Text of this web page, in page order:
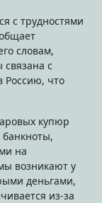
словам,
с
Россию, что
купюр
банкноты,
на
возникают у
деньгами,
из-за